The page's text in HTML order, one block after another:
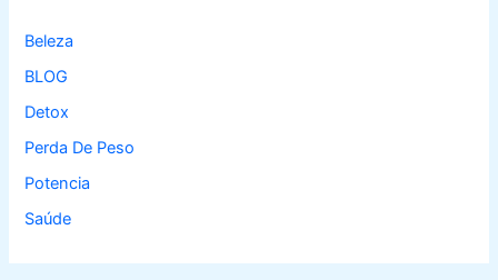
Beleza
BLOG
Detox
Perda De Peso
Potencia
Saúde